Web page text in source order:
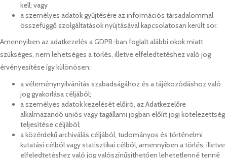
kell; vagy
a személyes adatok gyűjtésére az információs társadalommal
összefüggő szolgáltatások nyújtásával kapcsolatosan került sor.
Amennyiben az adatkezelés a GDPR-ban foglalt alábbi okok miatt
szükséges, nem lehetséges a törlés, illetve elfeledtetéshez való jog
érvényesítése így különösen:
a véleménynyilvánítás szabadságához és a tájékozódáshoz való
jog gyakorlása céljából;
a személyes adatok kezelését előíró, az Adatkezelőre
alkalmazandó uniós vagy tagállami jogban előírt jogi kötelezettség
teljesítése céljából;
a közérdekű archiválás céljából, tudományos és történelmi
kutatási célból vagy statisztikai célból, amennyiben a törlés, illetve
elfeledtetéshez való jog valószínűsíthetően lehetetlenné tenné